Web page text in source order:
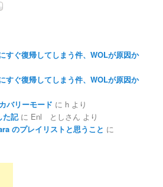
すぐ復帰してしまう件、WOLが原因か
すぐ復帰してしまう件、WOLが原因か
バリーモード に h より
た記に Enl としさん より
のプレイリストと思うこと に